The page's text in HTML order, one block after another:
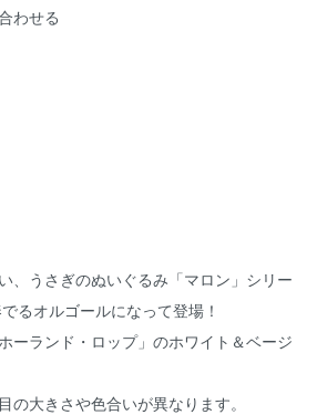
わせる
、うさぎのぬいぐるみ「マロン」シリー
るオルゴールになって登場！
ーランド・ロップ」のホワイト＆ベージ
の大きさや色合いが異なります。